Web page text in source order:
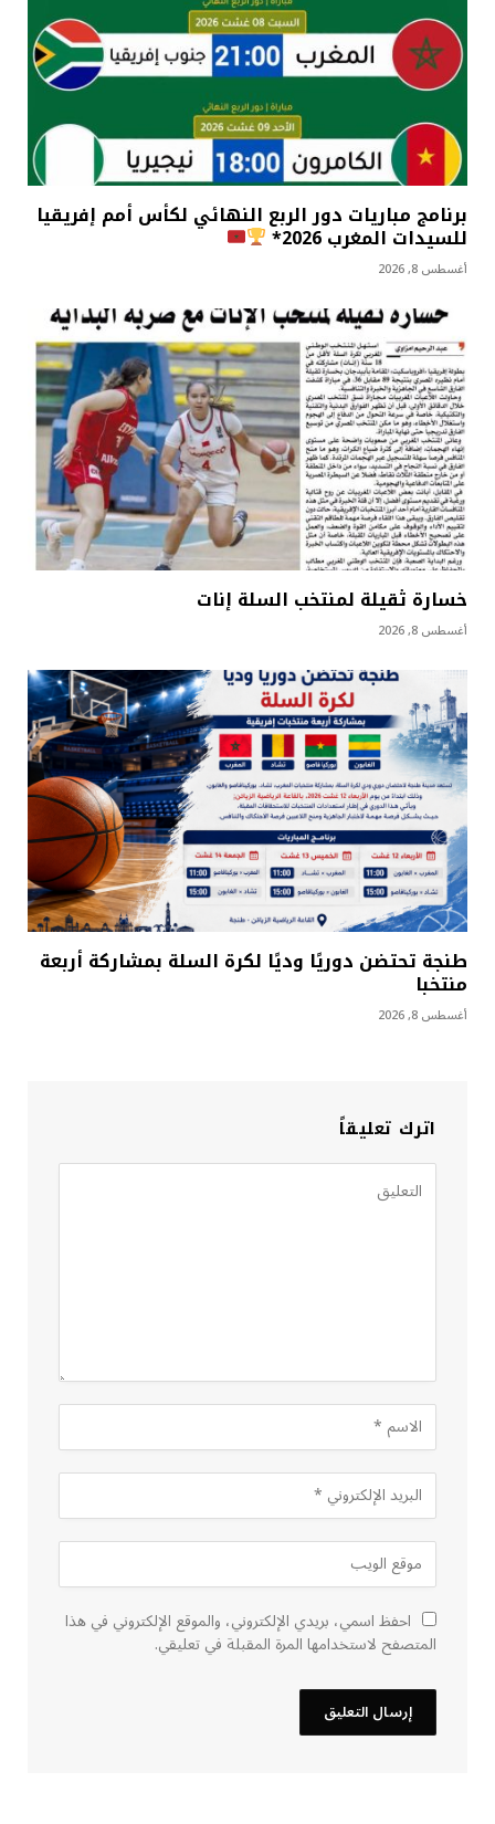
برنامج مباريات دور الربع النهائي لكأس أمم إفريقيا
للسيدات المغرب 2026*
أغسطس 8, 2026
خسارة ثقيلة لمنتخب السلة إنات
أغسطس 8, 2026
طنجة تحتضن دوريًا وديًا لكرة السلة بمشاركة أربعة
منتخبا
أغسطس 8, 2026
اترك تعليقاً
احفظ اسمي، بريدي الإلكتروني، والموقع الإلكتروني في هذا
المتصفح لاستخدامها المرة المقبلة في تعليقي.